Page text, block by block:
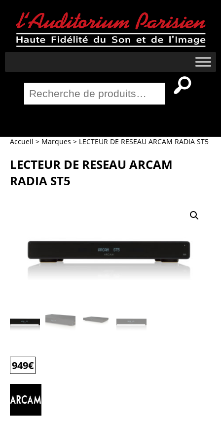
pour :
Accueil > Marques > LECTEUR DE RESEAU ARCAM RADIA ST5
LECTEUR DE RESEAU ARCAM
RADIA ST5
949€